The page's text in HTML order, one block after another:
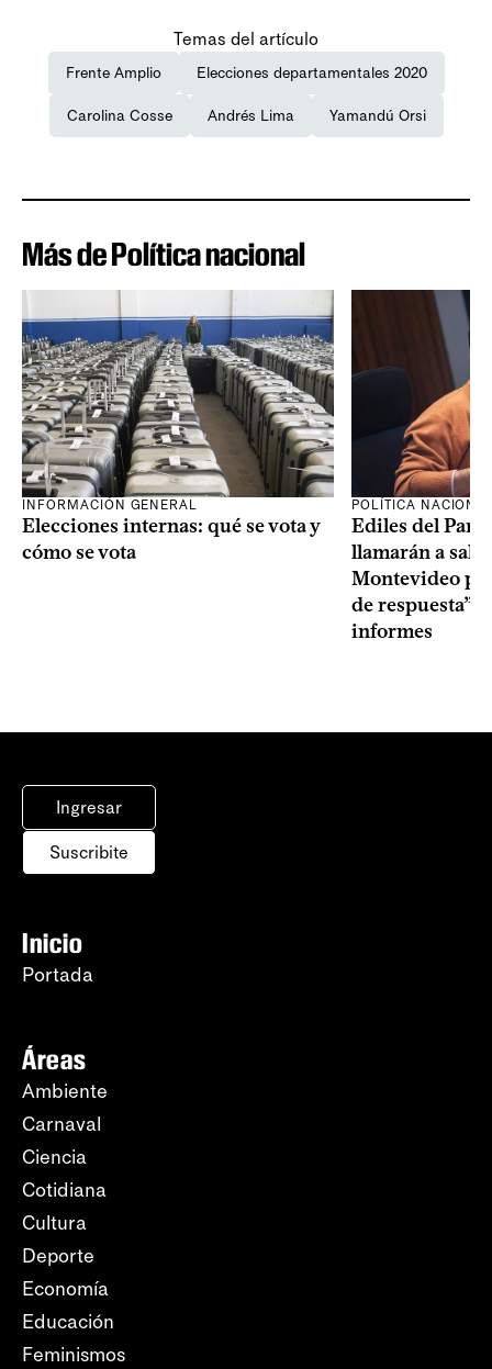
Temas del artículo
Frente Amplio Elecciones departamentales 2020
Carolina Cosse Andrés Lima Yamandú Orsi
Más de Política nacional
INFORMACIÓN GENERAL
Elecciones internas: qué se vota y
cómo se vota
POLÍTICA
Ediles del
llamarán a sala
Montevideo
de respuesta”
informes
Ingresar
Suscribite
Inicio
Portada
Áreas
Ambiente
Carnaval
Ciencia
Cotidiana
Cultura
Deporte
Economía
Educación
Feminismos